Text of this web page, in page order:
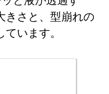
きさと、型崩れの
います。